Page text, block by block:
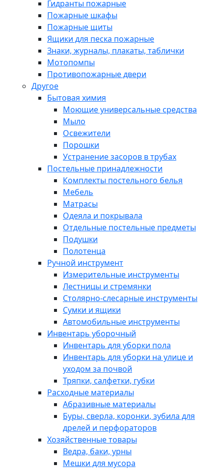
Гидранты пожарные
Пожарные шкафы
Пожарные щиты
Ящики для песка пожарные
Знаки, журналы, плакаты, таблички
Мотопомпы
Противопожарные двери
Другое
Бытовая химия
Моющие универсальные средства
Мыло
Освежители
Порошки
Устранение засоров в трубах
Постельные принадлежности
Комплекты постельного белья
Мебель
Матрасы
Одеяла и покрывала
Отдельные постельные предметы
Подушки
Полотенца
Ручной инструмент
Измерительные инструменты
Лестницы и стремянки
Столярно-слесарные инструменты
Сумки и ящики
Автомобильные инструменты
Инвентарь уборочный
Инвентарь для уборки пола
Инвентарь для уборки на улице и
уходом за почвой
Тряпки, салфетки, губки
Расходные материалы
Абразивные материалы
Буры, сверла, коронки, зубила для
дрелей и перфораторов
Хозяйственные товары
Ведра, баки, урны
Мешки для мусора